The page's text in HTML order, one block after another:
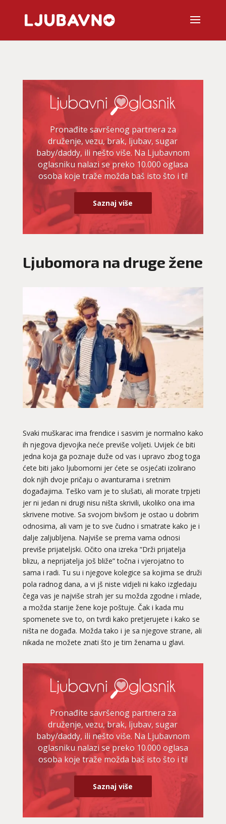
Pronađite savršenog partnera za
druženje, vezu, brak, ljubav, sugar
baby/daddy, ili nešto više. Na Ljubavnom
oglasniku nalazi se preko 10.000 oglasa
osoba koje traže možda baš isto što i ti!
Saznaj više
Ljubomora na druge žene
Svaki muškarac ima frendice i sasvim je normalno kako
ih njegova djevojka neće previše voljeti. Uvijek će biti
jedna koja ga poznaje duže od vas i upravo zbog toga
ćete biti jako ljubomorni jer ćete se osjećati izolirano
dok njih dvoje pričaju o avanturama i sretnim
događajima. Teško vam je to slušati, ali morate trpjeti
jer ni jedan ni drugi nisu ništa skrivili, ukoliko ona ima
skrivene motive. Sa svojom bivšom je ostao u dobrim
odnosima, ali vam je to sve čudno i smatrate kako je i
dalje zaljubljena. Najviše se prema vama odnosi
previše prijateljski. Očito ona izreka “Drži prijatelja
blizu, a neprijatelja još bliže” točna i vjerojatno to
sama i radi. Tu su i njegove kolegice sa kojima se druži
pola radnog dana, a vi jš niste vidjeli ni kako izgledaju
čega vas je najviše strah jer su možda zgodne i mlade,
a možda starije žene koje poštuje. Čak i kada mu
spomenete sve to, on tvrdi kako pretjerujete i kako se
ništa ne događa. Možda tako i je sa njegove strane, ali
nikada ne možete znati što je tim ženama u glavi.
Pronađite savršenog partnera za
druženje, vezu, brak, ljubav, sugar
baby/daddy, ili nešto više. Na Ljubavnom
oglasniku nalazi se preko 10.000 oglasa
osoba koje traže možda baš isto što i ti!
Saznaj više